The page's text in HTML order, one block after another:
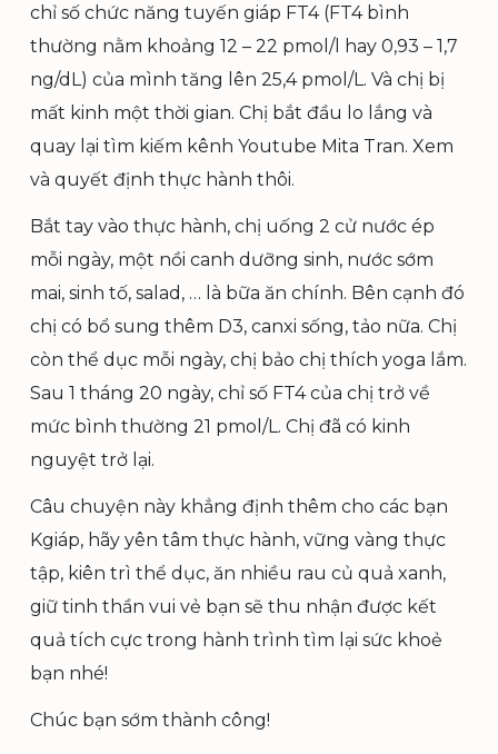
chỉ số chức năng tuyến giáp FT4 (FT4 bình
thường nằm khoảng 12 – 22 pmol/l hay 0,93 – 1,7
ng/dL) của mình tăng lên 25,4 pmol/L. Và chị bị
mất kinh một thời gian. Chị bắt đầu lo lắng và
quay lại tìm kiếm kênh Youtube Mita Tran. Xem
và quyết định thực hành thôi.
Bắt tay vào thực hành, chị uống 2 cử nước ép
mỗi ngày, một nồi canh dưỡng sinh, nước sớm
mai, sinh tố, salad, … là bữa ăn chính. Bên cạnh đó
chị có bổ sung thêm D3, canxi sống, tảo nữa. Chị
còn thể dục mỗi ngày, chị bảo chị thích yoga lắm.
Sau 1 tháng 20 ngày, chỉ số FT4 của chị trở về
mức bình thường 21 pmol/L. Chị đã có kinh
nguyệt trở lại.
Câu chuyện này khẳng định thêm cho các bạn
Kgiáp, hãy yên tâm thực hành, vững vàng thực
tập, kiên trì thể dục, ăn nhiều rau củ quả xanh,
giữ tinh thần vui vẻ bạn sẽ thu nhận được kết
quả tích cực trong hành trình tìm lại sức khoẻ
bạn nhé!
Chúc bạn sớm thành công!